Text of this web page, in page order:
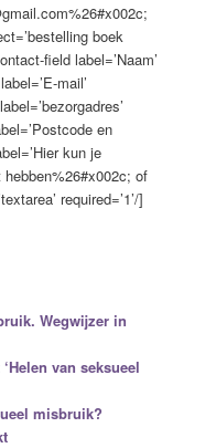
boek
field label=’Naam’
mail’
en
kun je
of
required=’1’/]
Wegwijzer in
van seksueel
misbruik?